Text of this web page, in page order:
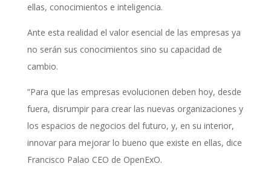
ellas, conocimientos e inteligencia.
Ante esta realidad el valor esencial de las empresas ya
no serán sus conocimientos sino su capacidad de
cambio.
“Para que las empresas evolucionen deben hoy, desde
fuera, disrumpir para crear las nuevas organizaciones y
los espacios de negocios del futuro, y, en su interior,
innovar para mejorar lo bueno que existe en ellas, dice
Francisco Palao CEO de OpenExO.